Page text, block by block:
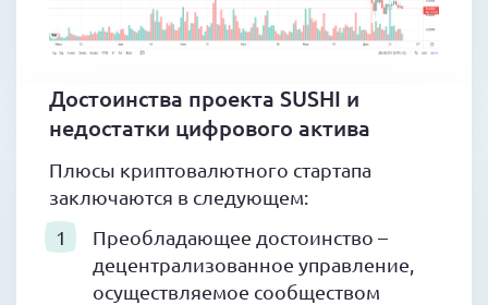
Достоинства проекта SUSHI и
недостатки цифрового актива
Плюсы криптовалютного стартапа
заключаются в следующем:
Преобладающее достоинство –
децентрализованное управление,
осуществляемое сообществом